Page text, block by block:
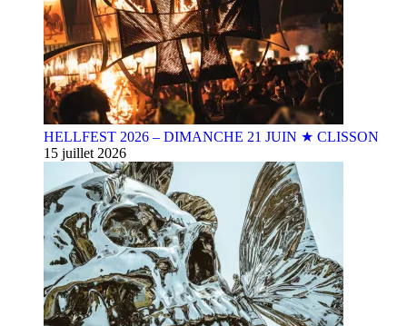
HELLFEST 2026 – DIMANCHE 21 JUIN ★ CLISSON
15 juillet 2026